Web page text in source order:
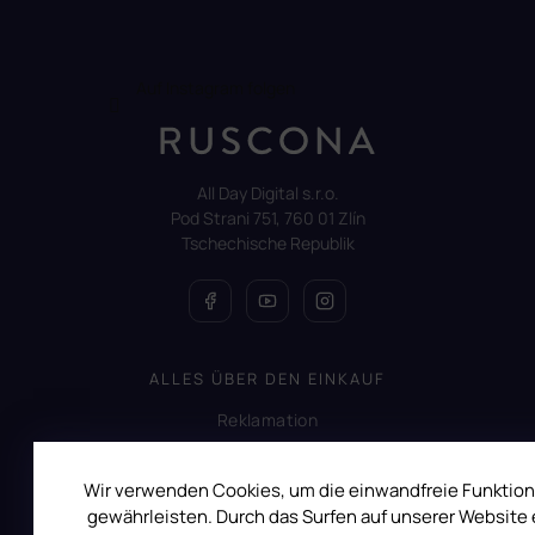
Wir verwenden Cookies, um die einwandfreie
gewährleisten. Durch das Surfen auf unserer Website
All Day Digital s.r.o.
Pod Strani 751, 760 01 Zlín
Tschechische Republik
ALLES ÜBER DEN EINKAUF
Reklamation
Versandkosten
Allgemeine Geschäftsbedingungen